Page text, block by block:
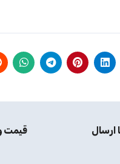
ارسال‌
قیمت